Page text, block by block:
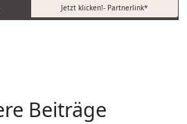
Jetzt klicken!- Partnerlink*
Beiträge